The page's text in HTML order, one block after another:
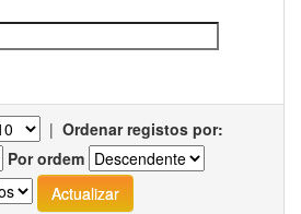
| Ordenar registos por:
Por ordem